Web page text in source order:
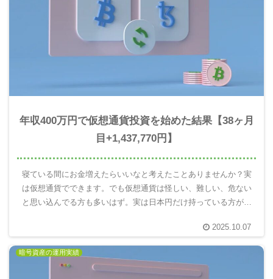
年収400万円で仮想通貨投資を始めた結果【38ヶ月
目+1,437,770円】
寝ている間にお金増えたらいいなと考えたことありませんか？実
は仮想通貨でできます。でも仮想通貨は怪しい、難しい、危ない
と思い込んでる方も多いはず。実は日本円だけ持っている方がと
来のお金を増える分散投資が重要。実際にやってみてわかったこ
とを報告します。
2025.10.07
暗号資産の運用実績